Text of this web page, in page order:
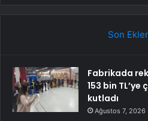
Son
Fabrikada
153 bin TL’ye
kutladı
Ağustos 7, 2026